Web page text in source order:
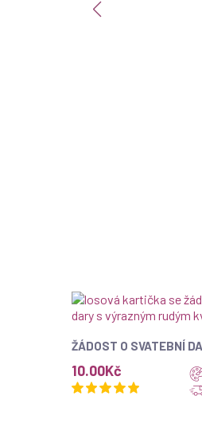
ŽÁDOST O SVATEBNÍ
10.00Kč